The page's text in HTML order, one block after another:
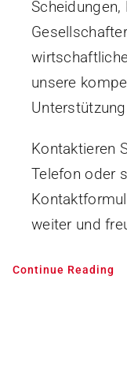
unsere
Kontaktieren
Telefon oder
weiter und
Continue Reading